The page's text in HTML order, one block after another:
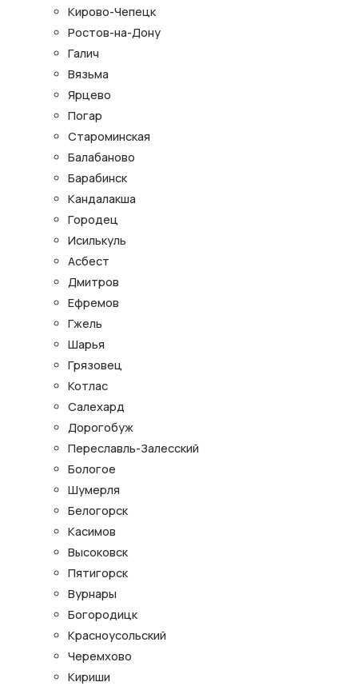
Кирово-Чепецк
Ростов-на-Дону
Галич
Вязьма
Ярцево
Погар
Староминская
Балабаново
Барабинск
Кандалакша
Городец
Исилькуль
Асбест
Дмитров
Ефремов
Гжель
Шарья
Грязовец
Котлас
Салехард
Дорогобуж
Переславль-Залесский
Бологое
Шумерля
Белогорск
Касимов
Высоковск
Пятигорск
Вурнары
Богородицк
Красноусольский
Черемхово
Кириши